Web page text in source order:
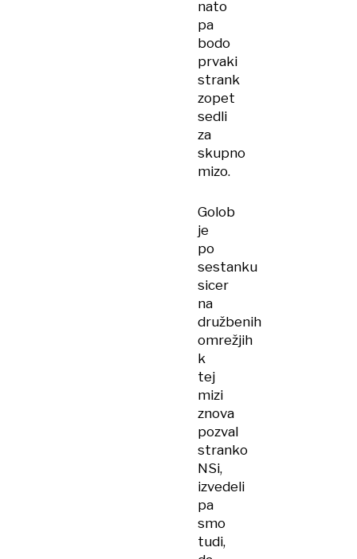
nato
pa
bodo
prvaki
strank
zopet
sedli
za
skupno
mizo.
Golob
je
po
sestanku
sicer
na
družbenih
omrežjih
k
tej
mizi
znova
pozval
stranko
NSi,
izvedeli
pa
smo
tudi,